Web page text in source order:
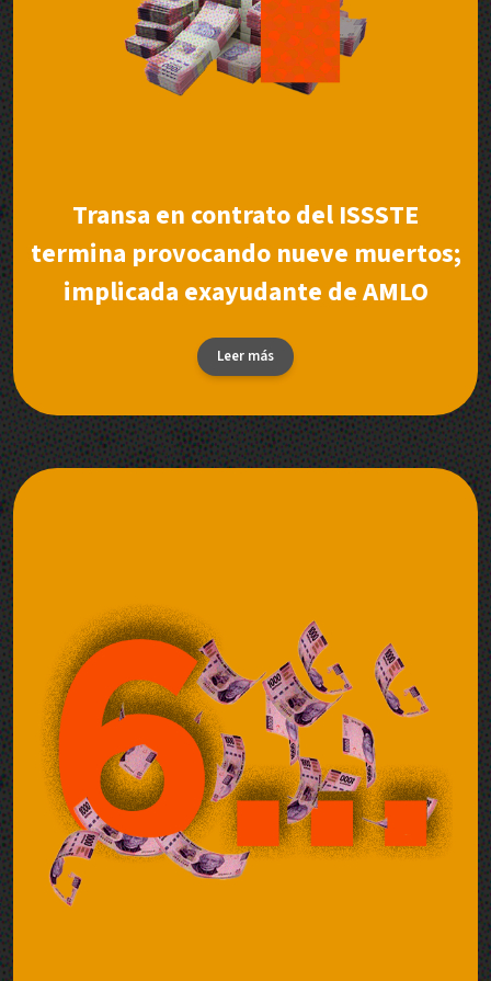
Transa en contrato del ISSSTE
termina provocando nueve muertos;
implicada exayudante de AMLO
Leer más